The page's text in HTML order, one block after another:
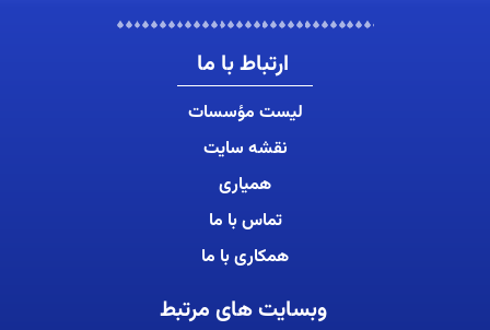
ارتباط با ما
لیست مؤسسات
نقشه سایت
همیاری
تماس با ما
همکاری با ما
وبسایت های مرتبط